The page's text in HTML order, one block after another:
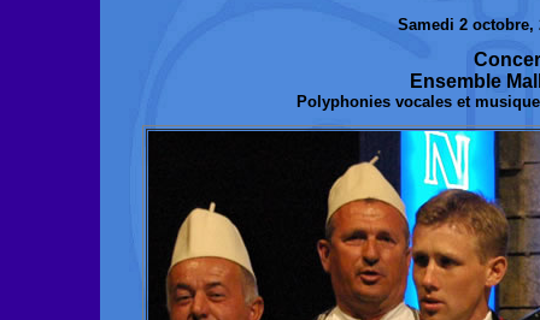
Samedi 2 octobre,
Ensemble
Polyphonies vocales et